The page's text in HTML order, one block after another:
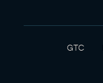
GTC